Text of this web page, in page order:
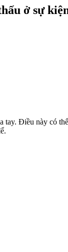
ở sự
Điều này có